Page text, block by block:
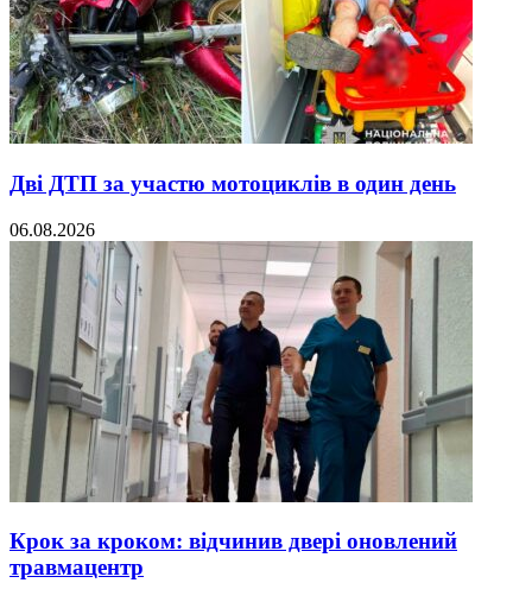
Дві ДТП за участю мотоциклів в один день
06.08.2026
Крок за кроком: відчинив двері оновлений
травмацентр